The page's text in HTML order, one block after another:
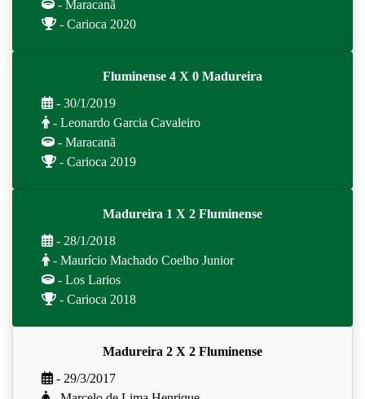
- Maracanã
- Carioca 2020
Fluminense 4 X 0 Madureira
- 30/1/2019
- Leonardo Garcia Cavaleiro
- Maracanã
- Carioca 2019
Madureira 1 X 2 Fluminense
- 28/1/2018
- Maurício Machado Coelho Junior
- Los Larios
- Carioca 2018
Madureira 2 X 2 Fluminense
- 29/3/2017